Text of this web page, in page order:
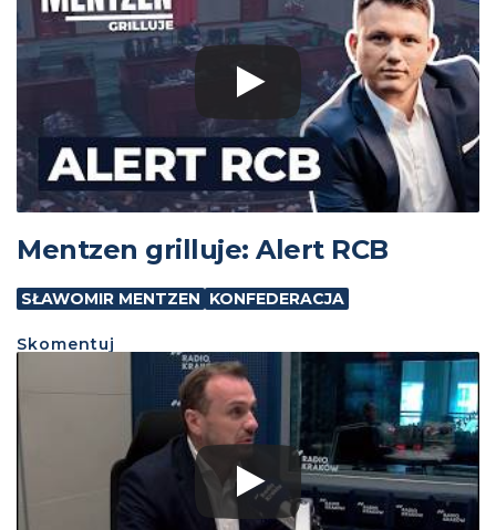
Mentzen grilluje: Alert RCB
SŁAWOMIR MENTZEN KONFEDERACJA
Skomentuj